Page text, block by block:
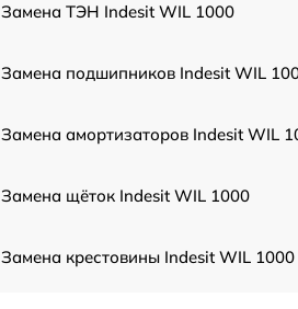
Замена ТЭН Indesit WIL 1000
Замена подшипников Indesit WIL
Замена амортизаторов Indesit WIL
Замена щёток Indesit WIL 1000
Замена крестовины Indesit WIL 1000